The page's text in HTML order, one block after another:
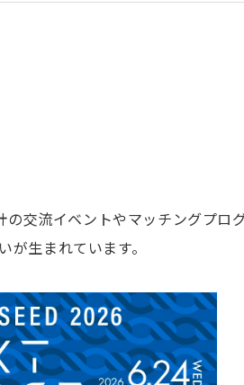
交流イベントやマッチングプロ
生まれています。